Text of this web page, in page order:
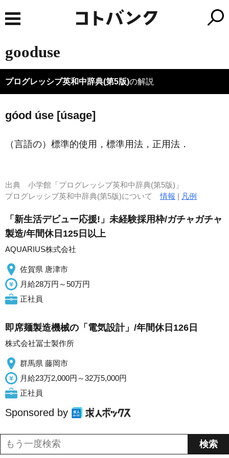
gooduse
プログレッシブ英和中辞典(第5版)の解説
góod úse [úsage]
（言語の）標準的使用，標準用法，正用法 ．
出典 小学館「プログレッシブ英和中辞典(第5版)」
プログレッシブ英和中辞典(第5版)について情報 | 凡例
「新生活デビュー応援!」未経験採用枠/ガチャガチャ
製造/年間休日125日以上
AQUARIUS株式会社
佐賀県 唐津市
月給28万円～50万円
正社員
即席麺製造機械の「電気設計」/年間休日126日
株式会社冨士製作所
群馬県 藤岡市
月給23万2,000円～32万5,000円
正社員
Sponsored by